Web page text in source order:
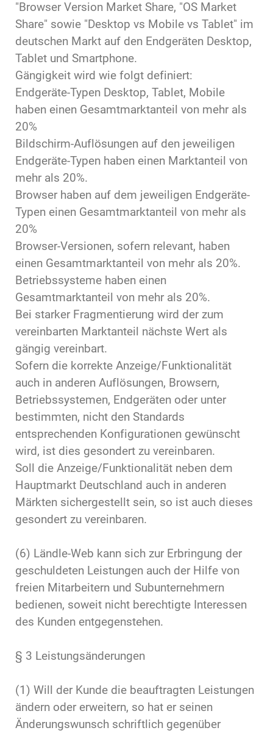
"Browser Version Market Share, "OS Market
Share" sowie "Desktop vs Mobile vs Tablet" im
deutschen Markt auf den Endgeräten Desktop,
Tablet und Smartphone.
Gängigkeit wird wie folgt definiert:
Endgeräte-Typen Desktop, Tablet, Mobile
haben einen Gesamtmarktanteil von mehr als
20%
Bildschirm-Auflösungen auf den jeweiligen
Endgeräte-Typen haben einen Marktanteil von
mehr als 20%.
Browser haben auf dem jeweiligen Endgeräte-
Typen einen Gesamtmarktanteil von mehr als
20%
Browser-Versionen, sofern relevant, haben
einen Gesamtmarktanteil von mehr als 20%.
Betriebssysteme haben einen
Gesamtmarktanteil von mehr als 20%.
Bei starker Fragmentierung wird der zum
vereinbarten Marktanteil nächste Wert als
gängig vereinbart.
Sofern die korrekte Anzeige/Funktionalität
auch in anderen Auflösungen, Browsern,
Betriebssystemen, Endgeräten oder unter
bestimmten, nicht den Standards
entsprechenden Konfigurationen gewünscht
wird, ist dies gesondert zu vereinbaren.
Soll die Anzeige/Funktionalität neben dem
Hauptmarkt Deutschland auch in anderen
Märkten sichergestellt sein, so ist auch dieses
gesondert zu vereinbaren.
(6) Ländle-Web kann sich zur Erbringung der
geschuldeten Leistungen auch der Hilfe von
freien Mitarbeitern und Subunternehmern
bedienen, soweit nicht berechtigte Interessen
des Kunden entgegenstehen.
§ 3 Leistungsänderungen
(1) Will der Kunde die beauftragten Leistungen
ändern oder erweitern, so hat er seinen
Änderungswunsch schriftlich gegenüber